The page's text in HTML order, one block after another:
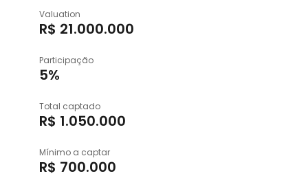
Valuation
R$ 21.000.000
Participação
5%
Total captado
R$ 1.050.000
Mínimo a captar
R$ 700.000